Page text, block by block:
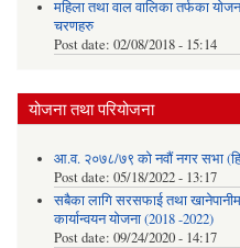
महिला तथा वाल वालिका तर्फका
चरणहरु
Post date: 02/08/2018 - 15:14
योजना तथा परियोजना
आ.व. २०७८/७९ को नवौं नगर सभा
Post date: 05/18/2022 - 13:17
सबैका लागि सरसफाई तथा
कार्यान्वयन योजना (2018 -2022)
Post date: 09/24/2020 - 14:17